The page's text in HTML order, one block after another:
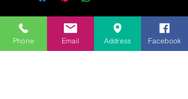
Phone Email Address Facebook